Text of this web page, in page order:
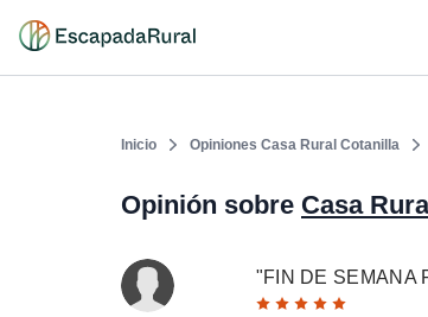
Inicio Opiniones Casa Rural Cotanilla
Opinión sobre Casa
"FIN DE SEMANA